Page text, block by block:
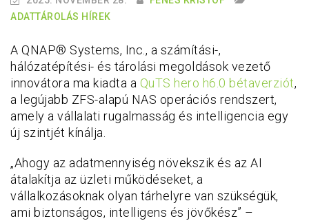
ADATTÁROLÁS HÍREK
A QNAP® Systems, Inc., a számítási-,
hálózatépítési- és tárolási megoldások vezető
innovátora ma kiadta a QuTS hero h6.0 bétaverziót,
a legújabb ZFS-alapú NAS operációs rendszert,
amely a vállalati rugalmasság és intelligencia egy
új szintjét kínálja.
„Ahogy az adatmennyiség növekszik és az AI
átalakítja az üzleti működéseket, a
vállalkozásoknak olyan tárhelyre van szükségük,
ami biztonságos, intelligens és jövőkész” –